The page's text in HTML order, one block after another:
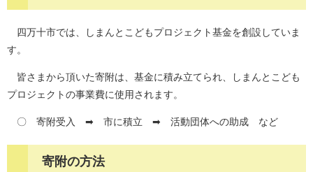
四万十市では、しまんとこどもプロジェクト基金を創設していま
す。
皆さまから頂いた寄附は、基金に積み立てられ、しまんとこども
プロジェクトの事業費に使用されます。
〇 寄附受入 ➡ 市に積立 ➡ 活動団体への助成 など
寄附の方法